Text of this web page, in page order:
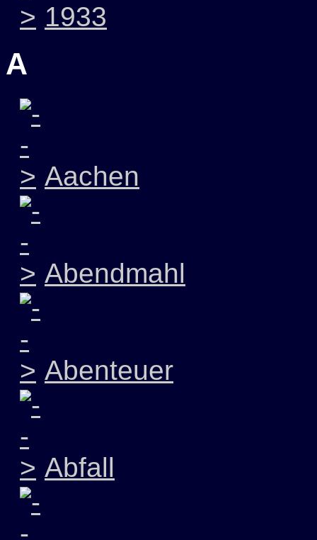
1933
A
Aachen
Abendmahl
Abenteuer
Abfall